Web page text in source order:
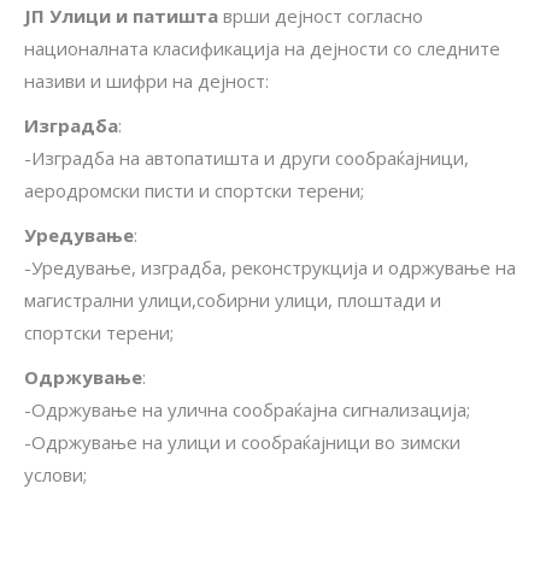
ЈП Улици и патишта врши дејност согласно
националната класификација на дејности со следните
називи и шифри на дејност:
Изградба:
-Изградба на автопатишта и други сообраќајници,
аеродромски писти и спортски терени;
Уредување:
-Уредување, изградба, реконструкција и одржување на
магистрални улици,собирни улици, плоштади и
спортски терени;
Одржување:
-Одржување на улична сообраќајна сигнализација;
-Одржување на улици и сообраќајници во зимски
услови;